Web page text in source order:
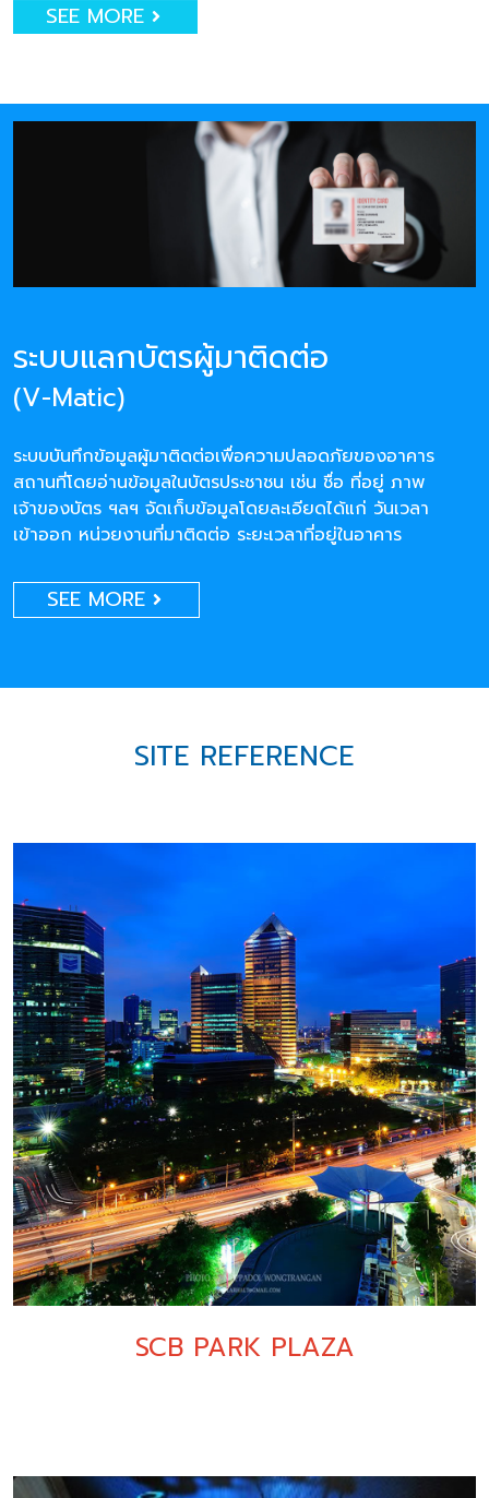
SEE MORE
ระบบแลกบัตรผู้มาติดต่อ
(V-Matic)
ระบบบันทึกข้อมูลผู้มาติดต่อเพื่อความปลอดภัยของอาคาร
สถานที่โดยอ่านข้อมูลในบัตรประชาชน เช่น ชื่อ ที่อยู่ ภาพ
เจ้าของบัตร ฯลฯ จัดเก็บข้อมูลโดยละเอียดได้แก่ วันเวลา
เข้าออก หน่วยงานที่มาติดต่อ ระยะเวลาที่อยู่ในอาคาร
SEE MORE
SITE REFERENCE
SCB PARK PLAZA